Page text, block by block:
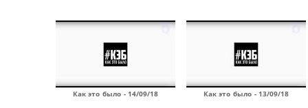
Как это было - 14/09/18 Как это было - 13/09/18